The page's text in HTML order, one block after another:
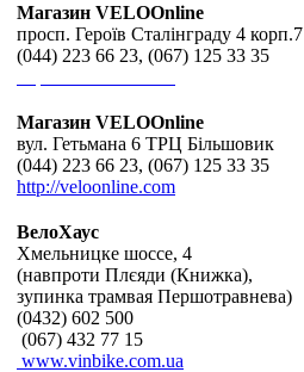
Магазин VELOOnline
просп. Героїв Сталінграду 4 корп.7
(044) 223 66 23, (067) 125 33 35
Магазин VELOOnline
вул. Гетьмана 6 ТРЦ Більшовик
(044) 223 66 23, (067) 125 33 35
http://veloonline.com
ВелоХаус
Хмельницке шоссе, 4
(навпроти Плєяди (Книжка),
зупинка трамвая Першотравнева)
(0432) 602 500
(067) 432 77 15
www.vinbike.com.ua